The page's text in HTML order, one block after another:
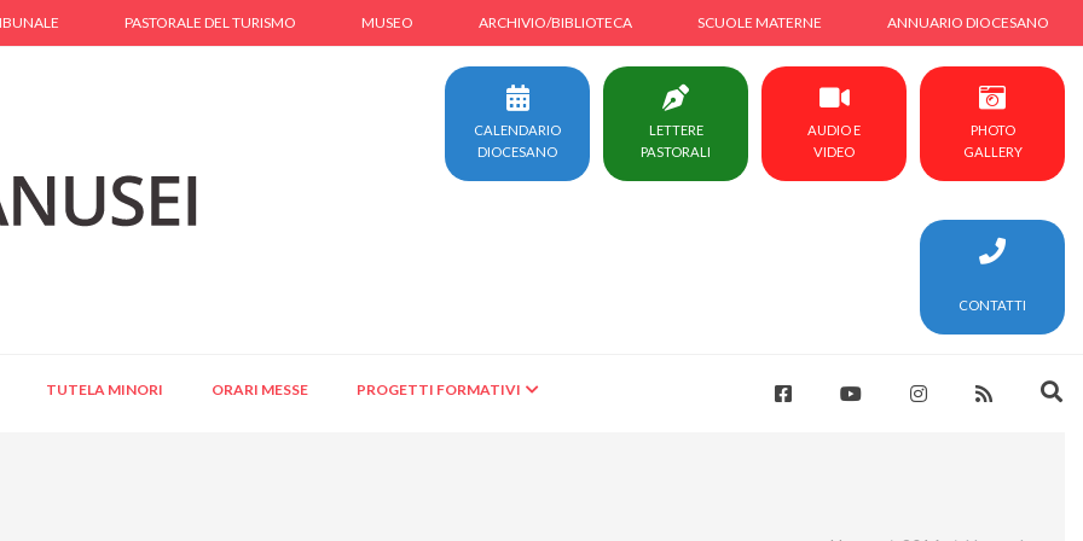
PASTORALE DEL TURISMO MUSEO ARCHIVIO/BIBLIOTECA SCUOLE MATERNE ANNUARIO DIOCESANO
CALENDARIO
DIOCESANO
LETTERE
PASTORALI
AUDIO E
VIDEO
PHOTO
GALLERY
CONTATTI
TUTELA MINORI ORARI MESSE PROGETTI FORMATIVI